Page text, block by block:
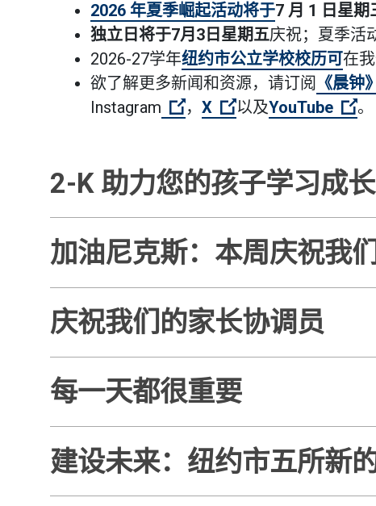
2026 年夏季崛起活动将于7 月 1 日星期
独立日将于7月3日星期五庆祝；夏季活
2026-27学年纽约市公立学校校历可在
欲了解更多新闻和资源，请订阅 《晨钟
（打开外部链接）
Instagram （打开外部链接）
， X （打开外部链接）
以及YouTube （
。
2-K 助力您的孩子学习成长
加油尼克斯：本周庆祝我
庆祝我们的家长协调员
每一天都很重要
建设未来：纽约市五所新